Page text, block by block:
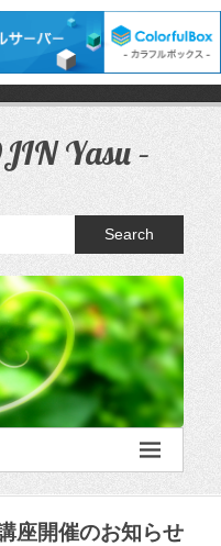
Yasu –
Search
座開催のお知らせ